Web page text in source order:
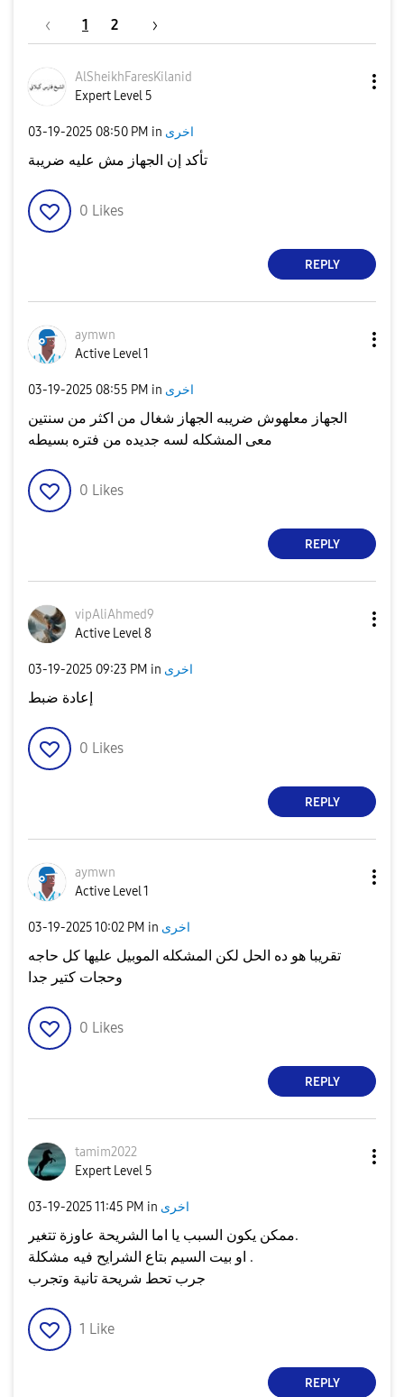
1 2
AlSheikhFaresKilanid
Expert Level 5
‎03-19-2025 08:50 PM in اخرى
تأكد إن الجهاز مش عليه ضريبة
0 Likes
REPLY
aymwn
Active Level 1
‎03-19-2025 08:55 PM in اخرى
الجهاز معلهوش ضريبه الجهاز شغال من اكثر من سنتين
معى المشكله لسه جديده من فتره بسيطه
0 Likes
REPLY
vipAliAhmed9
Active Level 8
‎03-19-2025 09:23 PM in اخرى
إعادة ضبط
0 Likes
REPLY
aymwn
Active Level 1
‎03-19-202510:02 PM in اخرى
تقريبا هو ده الحل لكن المشكله الموبيل عليها كل حاجه
وحجات كتير جدا
0 Likes
REPLY
tamim2022
Expert Level 5
‎03-19-202511:45 PM in اخرى
ممكن يكون السبب يا اما الشريحة عاوزة تتغير.
او بيت السيم بتاع الشرايح فيه مشكلة .
جرب تحط شريحة تانية وتجرب
1 Like
REPLY